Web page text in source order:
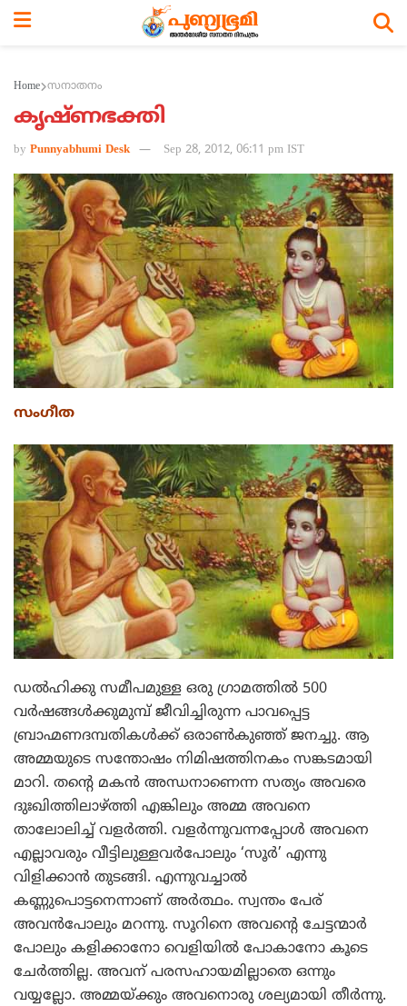
Home സനാതനം
കൃഷ്ണഭക്തി
by Punnyabhumi Desk Sep 28, 2012, 06:11 pm IST
സംഗീത
ഡല്‍ഹിക്കു സമീപമുള്ള ഒരു ഗ്രാമത്തില്‍ 500
വര്‍ഷങ്ങള്‍ക്കുമുമ്പ് ജീവിച്ചിരുന്ന പാവപ്പെട്ട
ബ്രാഹ്മണദമ്പതികള്‍ക്ക് ഒരാണ്‍കുഞ്ഞ് ജനച്ചു. ആ
അമ്മയുടെ സന്തോഷം നിമിഷത്തിനകം സങ്കടമായി
മാറി. തന്റെ മകന്‍ അന്ധനാണെന്ന സത്യം അവരെ
ദുഃഖിത്തിലാഴ്ത്തി എങ്കിലും അമ്മ അവനെ
താലോലിച്ച് വളര്‍ത്തി. വളര്‍ന്നുവന്നപ്പോള്‍ അവനെ
എല്ലാവരും വീട്ടിലുള്ളവര്‍പോലും ‘സൂര്‍’ എന്നു
വിളിക്കാന്‍ തുടങ്ങി. എന്നുവച്ചാല്‍
കണ്ണുപൊട്ടനെന്നാണ് അര്‍ത്ഥം. സ്വന്തം പേര്
അവന്‍പോലും മറന്നു. സൂറിനെ അവന്റെ ചേട്ടന്മാര്‍
പോലും കളിക്കാനോ വെളിയില്‍ പോകാനോ കൂടെ
ചേര്‍ത്തില്ല. അവന് പരസഹായമില്ലാതെ ഒന്നും
വയ്യല്ലോ. അമ്മയ്ക്കും അവനൊരു ശല്യമായി തീര്‍ന്നു.